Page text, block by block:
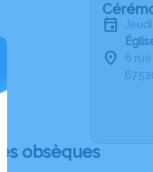
6
obsèques